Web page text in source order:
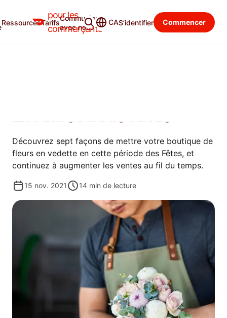
pour les
commerçants
RessourcesTarifs
Communiquer
avec nous
CAS’identifier Commencer
Blogue du commerçant Catégories
LA PÉRIODE DES FÊTES
Découvrez sept façons de mettre votre boutique de
fleurs en vedette en cette période des Fêtes, et
continuez à augmenter les ventes au fil du temps.
15 nov. 2021 14 min de lecture